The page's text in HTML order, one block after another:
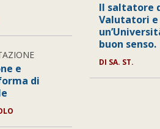
e
di
Il saltatore
Valutatori
buon senso.
DI SA. ST.